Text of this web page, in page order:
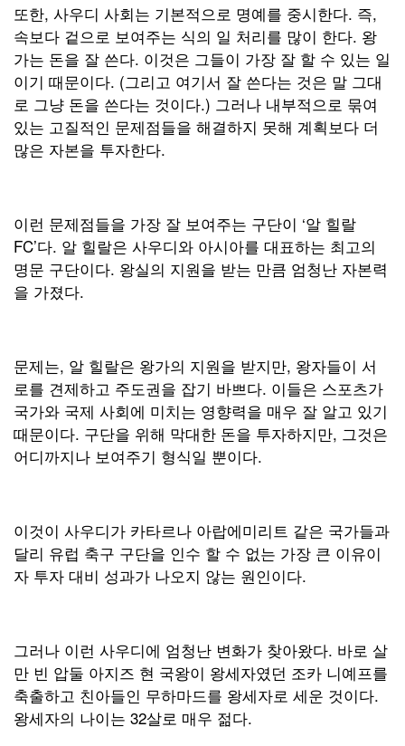
또한, 사우디 사회는 기본적으로 명예를 중시한다. 즉,
속보다 겉으로 보여주는 식의 일 처리를 많이 한다. 왕
가는 돈을 잘 쓴다. 이것은 그들이 가장 잘 할 수 있는 일
이기 때문이다. (그리고 여기서 잘 쓴다는 것은 말 그대
로 그냥 돈을 쓴다는 것이다.) 그러나 내부적으로 묶여
있는 고질적인 문제점들을 해결하지 못해 계획보다 더
많은 자본을 투자한다.
이런 문제점들을 가장 잘 보여주는 구단이 ‘알 힐랄
FC’다. 알 힐랄은 사우디와 아시아를 대표하는 최고의
명문 구단이다. 왕실의 지원을 받는 만큼 엄청난 자본력
을 가졌다.
문제는, 알 힐랄은 왕가의 지원을 받지만, 왕자들이 서
로를 견제하고 주도권을 잡기 바쁘다. 이들은 스포츠가
국가와 국제 사회에 미치는 영향력을 매우 잘 알고 있기
때문이다. 구단을 위해 막대한 돈을 투자하지만, 그것은
어디까지나 보여주기 형식일 뿐이다.
이것이 사우디가 카타르나 아랍에미리트 같은 국가들과
달리 유럽 축구 구단을 인수 할 수 없는 가장 큰 이유이
자 투자 대비 성과가 나오지 않는 원인이다.
그러나 이런 사우디에 엄청난 변화가 찾아왔다. 바로 살
만 빈 압둘 아지즈 현 국왕이 왕세자였던 조카 니예프를
축출하고 친아들인 무하마드를 왕세자로 세운 것이다.
왕세자의 나이는 32살로 매우 젊다.